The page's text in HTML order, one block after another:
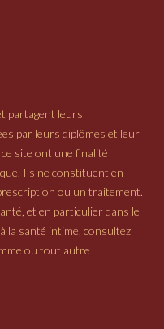
partagent leurs
par leurs diplômes et leur
site ont une finalité
Ils ne constituent en
ou un traitement.
et en particulier dans le
la santé intime, consultez
ou tout autre